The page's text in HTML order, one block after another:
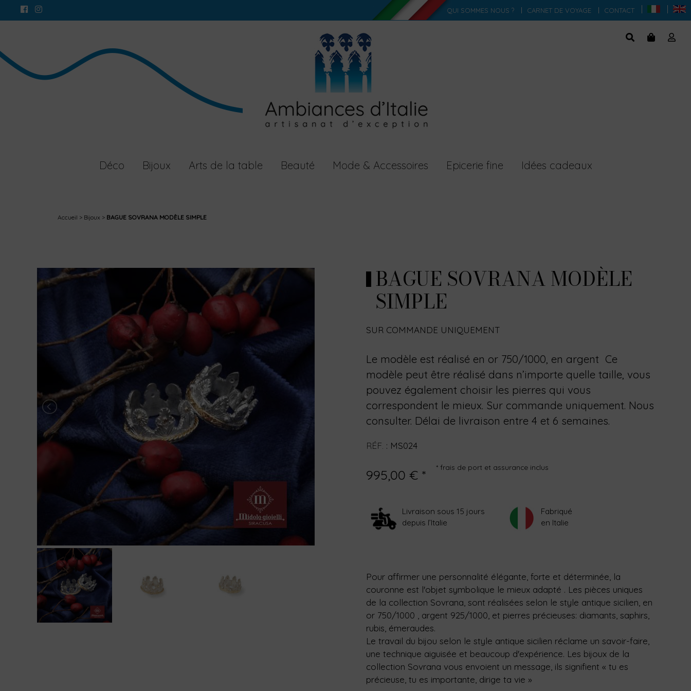
QUI SOMMES NOUS ? CARNET DE VOYAGE CONTACT
Déco Bijoux Arts de la table Beauté Mode & Accessoires Epicerie fine Idées cadeaux
Accueil Bijoux BAGUE SOVRANA MODÈLE SIMPLE
BAGUE SOVRANA MODÈLE
SIMPLE
SUR COMMANDE UNIQUEMENT
Le modèle est réalisé en or 750/1000, en argent Ce
modèle peut être réalisé dans n’importe quelle taille, vous
pouvez également choisir les pierres qui vous
correspondent le mieux. Sur commande uniquement. Nous
consulter. Délai de livraison entre 4 et 6 semaines.
RÉF. : MS024
995,00 € * * frais de port et assurance inclus
Livraison sous 15 jours
depuis l’Italie
Fabriqué
en Italie
Pour affirmer une personnalité élégante, forte et déterminée, la
couronne est l'objet symbolique le mieux adapté . Les pièces uniques
de la collection Sovrana, sont réalisées selon le style antique sicilien, en
or 750/1000 , argent 925/1000, et pierres précieuses: diamants, saphirs,
rubis, émeraudes.
Le travail du bijou selon le style antique sicilien réclame un savoir-faire,
une technique aiguisée et beaucoup d'expérience. Les bijoux de la
collection Sovrana vous envoient un message, ils signifient « tu es
précieuse, tu es importante, dirige ta vie »